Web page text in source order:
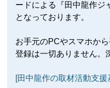
ードによる『田中龍作ジ
となっております。
お手元のPCやスマホか
登録は一切ありません。
[田中龍作の取材活動支援